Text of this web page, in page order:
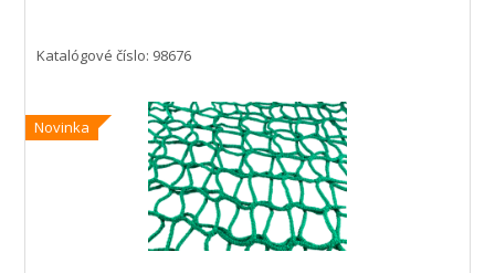
Novinka
Katalógové číslo: 98676